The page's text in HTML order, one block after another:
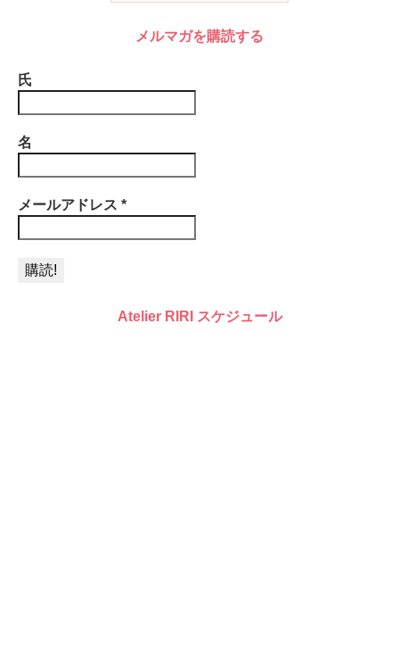
メルマガを購読する
氏
名
メールアドレス *
Atelier RIRI スケジュール